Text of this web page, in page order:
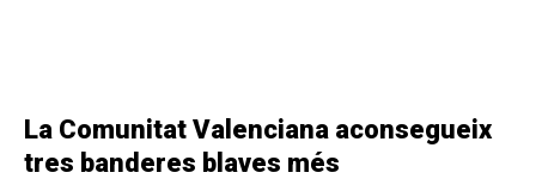
La Comunitat Valenciana aconsegueix
tres banderes blaves més